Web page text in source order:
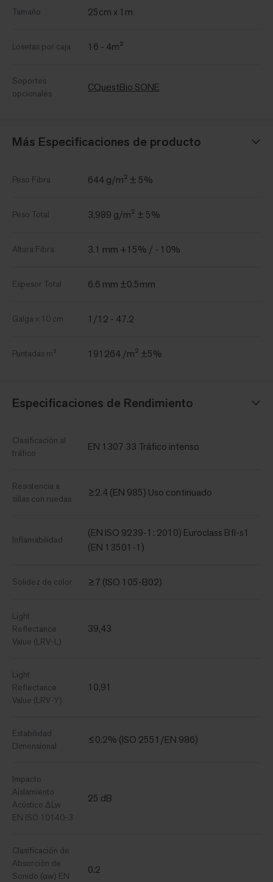
Tamaño 25cm x 1m
Losetas por caja 16 - 4m²
Soportes
opcionales
CQuestBio SONE
Más Especificaciones de producto
Peso Fibra 644 g/m² ± 5%
Peso Total 3,989 g/m² ± 5%
Altura Fibra 3.1 mm +15% / - 10%
Espesor Total 6.6 mm ±0.5mm
Galga x 10 cm 1/12 - 47.2
Puntadas m² 191264 /m² ±5%
Especificaciones de Rendimiento
Clasificación al
tráfico
EN 1307 33 Tráfico intenso
Resistencia a
sillas con ruedas
≥2.4 (EN 985) Uso continuado
Inflamabilidad
(EN ISO 9239-1: 2010) Euroclass Bfl-s1
(EN 13501-1)
Solidez de color ≥7 (ISO 105-B02)
Light
Reflectance
Value (LRV-L)
39,43
Light
Reflectance
Value (LRV-Y)
10,91
Estabilidad
Dimensional
≤0.2% (ISO 2551/EN 986)
Impacto
Aislamiento
Acústico ΔLw
EN ISO 10140-3
25 dB
Clasificación de
Absorción de
Sonido (αw) EN
0.2